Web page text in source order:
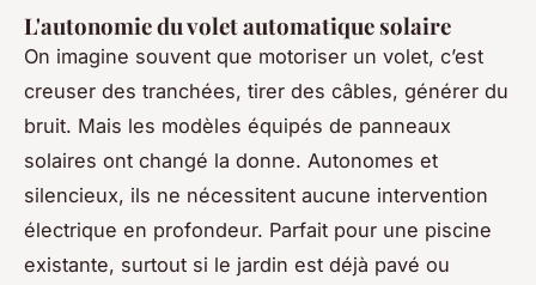
L'autonomie du volet automatique solaire
On imagine souvent que motoriser un volet, c’est
creuser des tranchées, tirer des câbles, générer du
bruit. Mais les modèles équipés de panneaux
solaires ont changé la donne. Autonomes et
silencieux, ils ne nécessitent aucune intervention
électrique en profondeur. Parfait pour une piscine
existante, surtout si le jardin est déjà pavé ou